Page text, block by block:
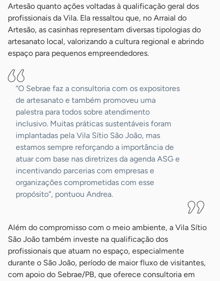
Artesão quanto ações voltadas à qualificação geral dos
profissionais da Vila. Ela ressaltou que, no Arraial do
Artesão, as casinhas representam diversas tipologias do
artesanato local, valorizando a cultura regional e abrindo
espaço para pequenos empreendedores.
“O Sebrae faz a consultoria com os expositores
de artesanato e também promoveu uma
palestra para todos sobre atendimento
inclusivo. Muitas práticas sustentáveis foram
implantadas pela Vila Sítio São João, mas
estamos sempre reforçando a importância de
atuar com base nas diretrizes da agenda ASG e
incentivando parcerias com empresas e
organizações comprometidas com esse
propósito”, pontuou Andrea.
Além do compromisso com o meio ambiente, a Vila Sítio
São João também investe na qualificação dos
profissionais que atuam no espaço, especialmente
durante o São João, período de maior fluxo de visitantes,
com apoio do Sebrae/PB, que oferece consultoria em